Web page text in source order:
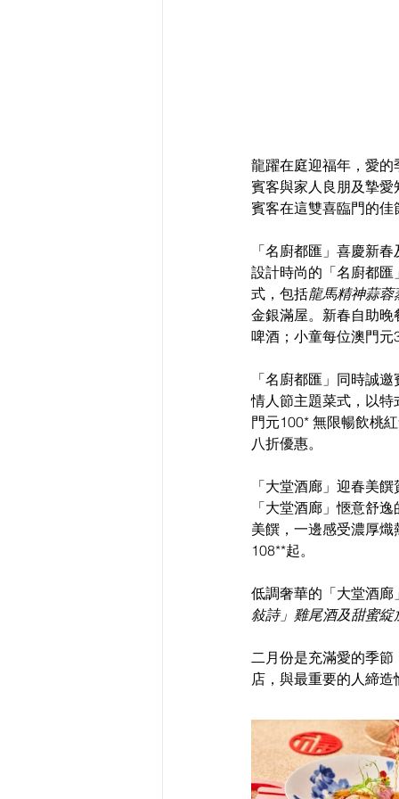
龍躍在庭迎福年，愛
賓客與家人良朋及摯
賓客在這雙喜臨門的
「名廚都匯」喜慶新
設計時尚的「名廚都
式，包括龍馬精神蒜
金銀滿屋。新春自助
啤酒；小童每位澳門
「名廚都匯」同時誠
情人節主題菜式，以
門元100* 無限暢飲桃
八折優惠。
「大堂酒廊」迎春美
「大堂酒廊」愜意舒
美饌，一邊感受濃厚
108**起。
低調奢華的「大堂酒
敍詩」雞尾酒及甜蜜綻
二月份是充滿愛的季
店，與最重要的人締